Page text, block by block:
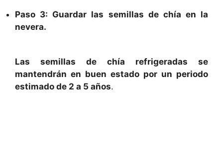
Paso 3: Guardar las semillas de chía en la
nevera.
Las semillas de chía refrigeradas se
mantendrán en buen estado por un periodo
estimado de 2 a 5 años.